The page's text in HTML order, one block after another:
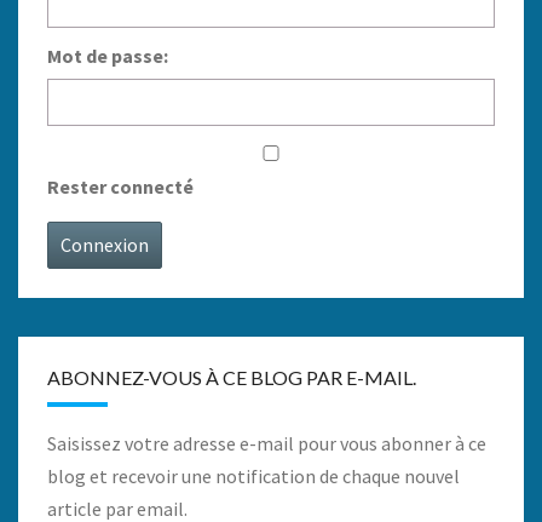
Mot de passe:
Rester connecté
Connexion
ABONNEZ-VOUS À CE BLOG PAR E-MAIL.
Saisissez votre adresse e-mail pour vous abonner à ce
blog et recevoir une notification de chaque nouvel
article par email.